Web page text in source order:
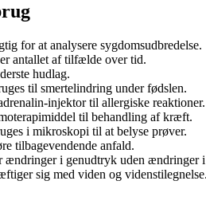
for at analysere sygdomsudbredelse.
antallet af tilfælde over tid.
hudlag.
til smertelindring under fødslen.
injektor til allergiske reaktioner.
til behandling af kræft.
i mikroskopi til at belyse prøver.
tilbagevendende anfald.
ændringer i genudtryk uden ændringer
sig med viden og videnstilegnelse.